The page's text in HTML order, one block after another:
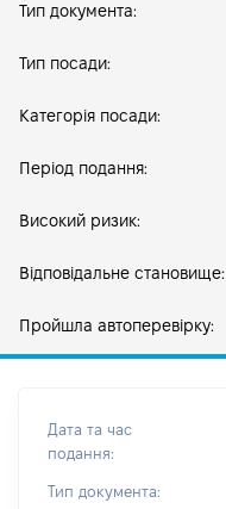
Тип документа:
Тип посади:
Категорія посади:
Період подання:
Високий ризик:
Відповідальне становище:
Пройшла автоперевірку:
Дата та час
подання:
Тип документа: